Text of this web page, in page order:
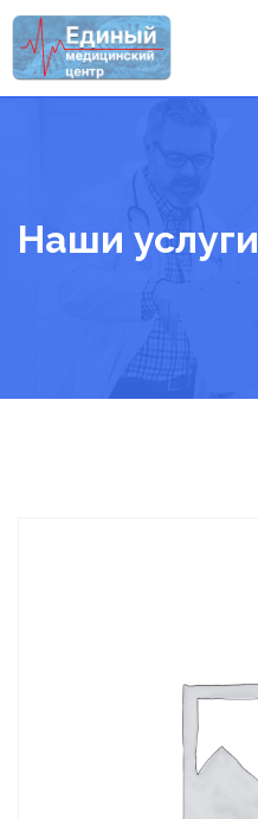
Skip
to
content
Наши услуги